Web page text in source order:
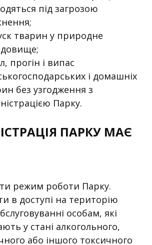
під загрозою
тварин у природне
прогін і випас
і домашніх
без узгодження з
Парку.
ПАРКУ МАЄ
режим роботи Парку.
в доступі на територію
особам, які
у стані алкогольного,
або іншого токсичного